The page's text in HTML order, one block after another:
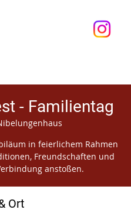
- Familientag
in feierlichem Rahmen
Freundschaften und
anstoßen.
Ort